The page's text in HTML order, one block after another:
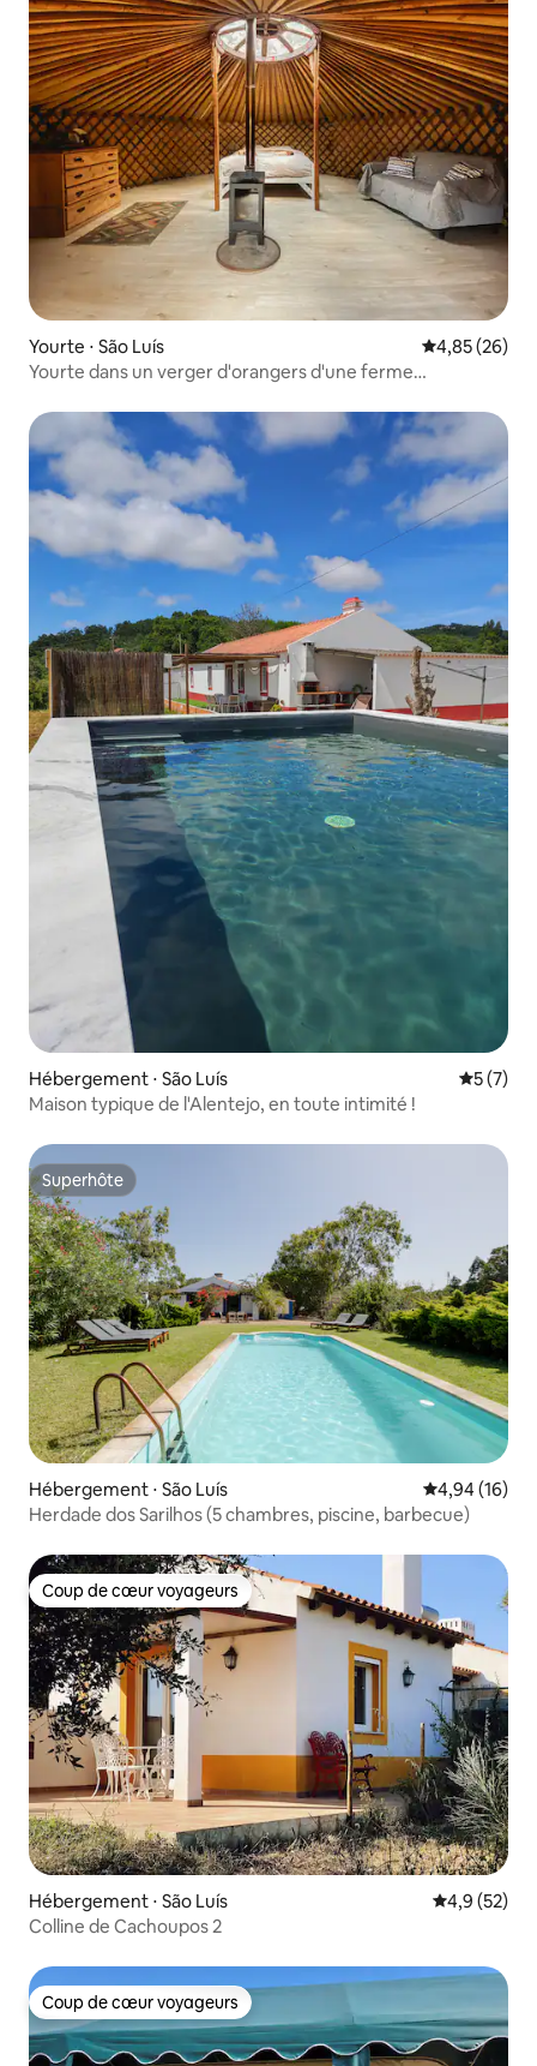
Yourte ⋅ São Luís Évaluation
4,85 (26)
Yourte dans un verger d'orangers d'une ferme
Hébergement ⋅ São Luís
5 (7)
Maison typique de l'Alentejo, en toute intimité !
Superhôte
Superhôte
Hébergement ⋅ São Luís Évaluation
4,94 (16)
Herdade dos Sarilhos (5 chambres, piscine, barbecue)
Coup de cœur voyageurs
Coup de cœur voyageurs
Hébergement ⋅ São Luís Évaluation
4,9 (52)
Colline de Cachoupos 2
Coup de cœur voyageurs
Coup de cœur voyageurs